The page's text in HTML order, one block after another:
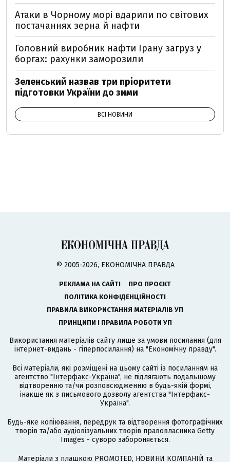
Атаки в Чорному морі вдарили по світових
постачаннях зерна й нафти
Головний виробник нафти Ірану загруз у
боргах: рахунки заморозили
Зеленський назвав три пріоритети
підготовки України до зими
ВСІ НОВИНИ
© 2005-2026, ЕКОНОМІЧНА ПРАВДА
РЕКЛАМА НА САЙТІ
ПРО ПРОЄКТ
ПОЛІТИКА КОНФІДЕНЦІЙНОСТІ
ПРАВИЛА ВИКОРИСТАННЯ МАТЕРІАЛІВ УП
ПРИНЦИПИ І ПРАВИЛА РОБОТИ УП
Використання матеріалів сайту лише за умови посилання (для
інтернет-видань - гіперпосилання) на "Економічну правду".
Всі матеріали, які розміщені на цьому сайті із посиланням на
агентство "Інтерфакс-Україна", не підлягають подальшому
відтворенню та/чи розповсюдженню в будь-якій формі,
інакше як з письмового дозволу агентства "Інтерфакс-
Україна".
Будь-яке копіювання, передрук та відтворення фотографічних
творів та/або аудіовізуальних творів правовласника Getty
Images - суворо забороняється.
Матеріали з плашкою PROMOTED, НОВИНИ КОМПАНІЙ та